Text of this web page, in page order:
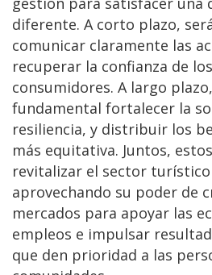
diferente. A corto plazo,
comunicar claramente las
recuperar la confianza de
consumidores. A largo
fundamental fortalecer la
resiliencia, y distribuir los
más equitativa. Juntos,
revitalizar el sector
aprovechando su poder de
mercados para apoyar las
empleos e impulsar
que den prioridad a las